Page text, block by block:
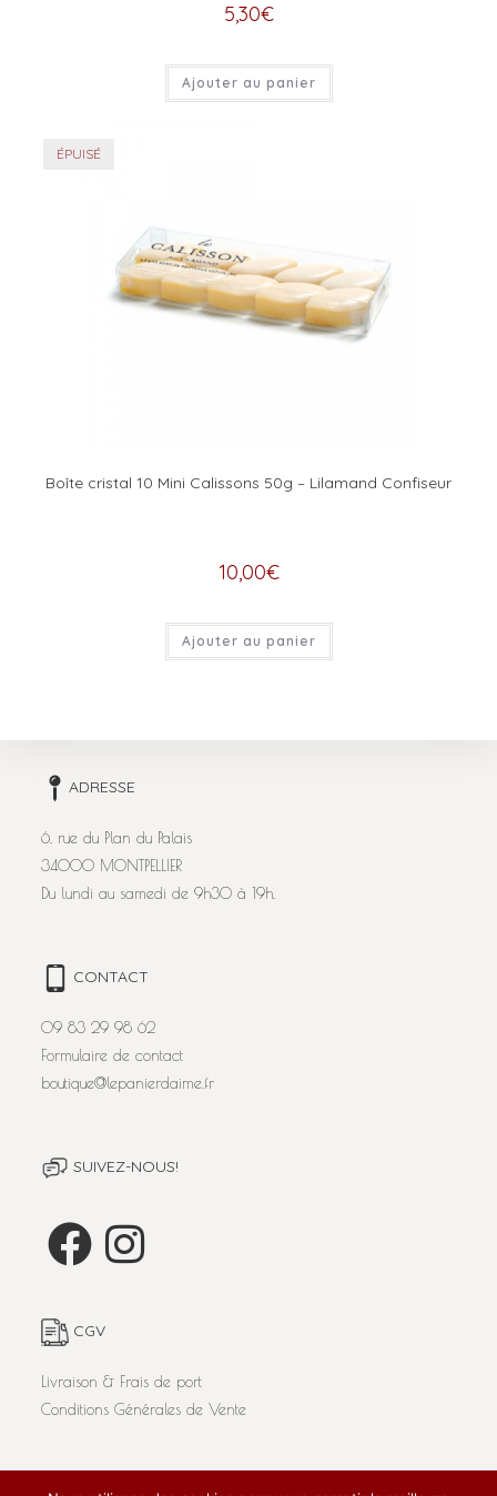
5,30€
Ajouter au panier
ÉPUISÉ
Boîte cristal 10 Mini Calissons 50g – Lilamand Confiseur
10,00€
Ajouter au panier
ADRESSE
6, rue du Plan du Palais
34000 MONTPELLIER
Du lundi au samedi de 9h30 à 19h.
CONTACT
09 83 29 98 62
Formulaire de contact
boutique@lepanierdaime.fr
SUIVEZ-NOUS!
CGV
Livraison & Frais de port
Conditions Générales de Vente